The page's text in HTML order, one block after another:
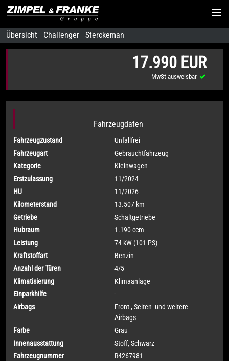
Übersicht Challenger Sterckeman
17.990 EUR
MwSt ausweisbar
Fahrzeugdaten
Fahrzeugzustand
Unfallfrei
Fahrzeugart
Gebrauchtfahrzeug
Kategorie
Kleinwagen
Erstzulassung
11/2024
HU
11/2026
Kilometerstand
13.507 km
Getriebe
Schaltgetriebe
Hubraum
1.190 ccm
Leistung
74 kW (101 PS)
Kraftstoffart
Benzin
Anzahl der Türen
4/5
Klimatisierung
Klimaanlage
Einparkhilfe
-
Airbags
Front-, Seiten- und weitere
Airbags
Farbe
Grau
Innenausstattung
Stoff, Schwarz
Fahrzeugnummer
R4267981